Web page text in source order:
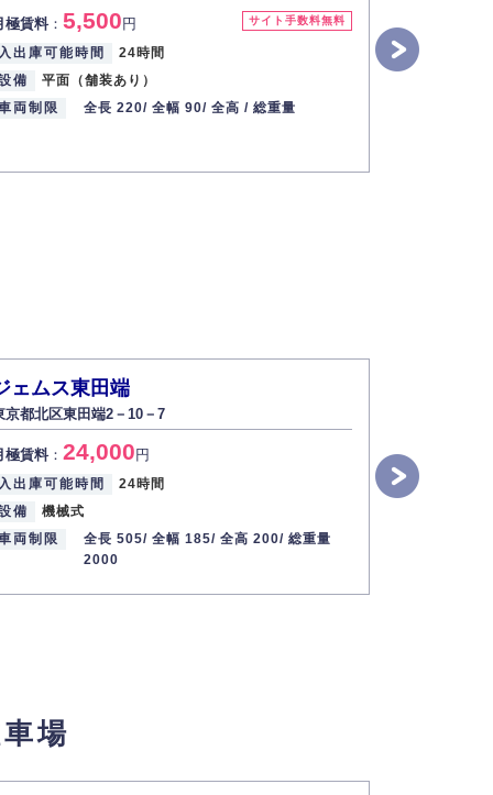
サイト手数料無料
極賃料： 5,500円
入出庫可能時間
24時間
備
平面（舗装あり）
両制限
全長 220/ 全幅 90/ 全高 / 総重量
入出庫可
ェムス東田端
京都北区東田端2－10－7
極賃料： 24,000円
入出庫可能時間
24時間
備
機械式
両制限
全長 505/ 全幅 185/ 全高 200/ 総重量
2000
月極賃料
入出庫可
場